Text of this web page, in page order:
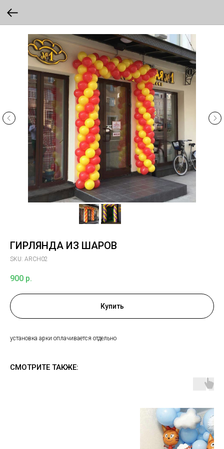
ГИРЛЯНДА ИЗ ШАРОВ
SKU: ARCH02
900 р.
Купить
установка арки оплачивается отдельно
СМОТРИТЕ ТАКЖЕ: